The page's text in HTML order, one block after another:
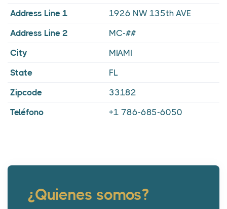
Address Line 1
1926 NW 135th AVE
Address Line 2
MC-##
City
MIAMI
State
FL
Zipcode
33182
Teléfono
+1 786-685-6050
¿Quienes somos?